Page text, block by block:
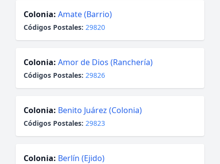
Colonia: Amate (Barrio)
Códigos Postales: 29820
Colonia: Amor de Dios (Ranchería)
Códigos Postales: 29826
Colonia: Benito Juárez (Colonia)
Códigos Postales: 29823
Colonia: Berlín (Ejido)